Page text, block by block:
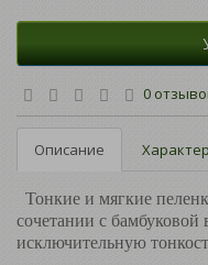
0
Описание
Тонкие и мягкие
сочетании с бамбуковой
исключительную